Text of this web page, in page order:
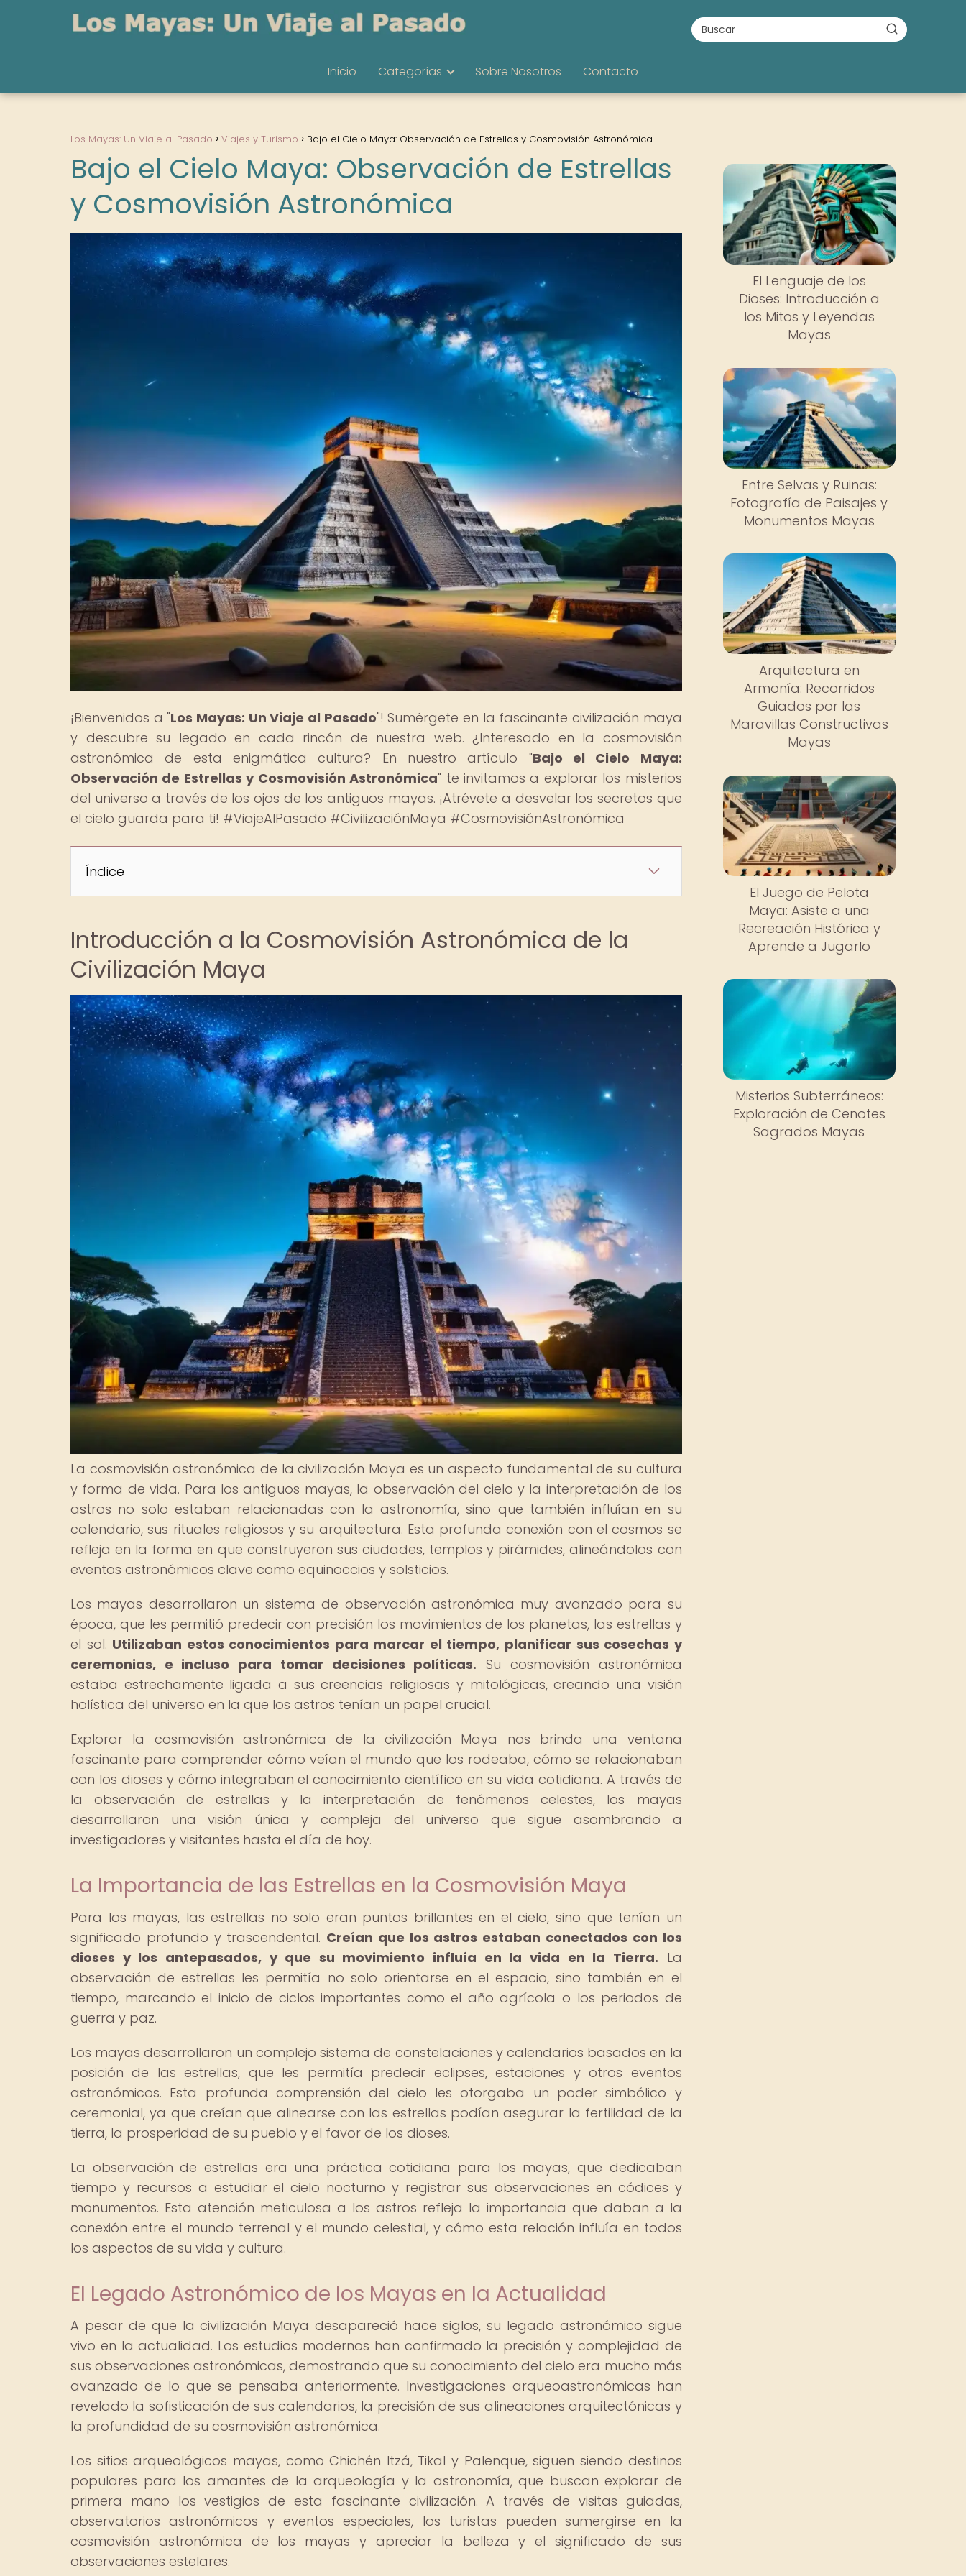
Inicio Categorías Sobre Nosotros Contacto
Los Mayas: Un Viaje al Pasado Viajes y Turismo Bajo el Cielo Maya: Observación de Estrellas y Cosmovisión Astronómica
Bajo el Cielo Maya: Observación de Estrellas
y Cosmovisión Astronómica
¡Bienvenidos a "Los Mayas: Un Viaje al Pasado"! Sumérgete en la fascinante civilización maya
y descubre su legado en cada rincón de nuestra web. ¿Interesado en la cosmovisión
astronómica de esta enigmática cultura? En nuestro artículo "Bajo el Cielo Maya:
Observación de Estrellas y Cosmovisión Astronómica" te invitamos a explorar los misterios
del universo a través de los ojos de los antiguos mayas. ¡Atrévete a desvelar los secretos que
el cielo guarda para ti! #ViajeAlPasado #CivilizaciónMaya #CosmovisiónAstronómica
Índice
Introducción a la Cosmovisión Astronómica de la
Civilización Maya
La cosmovisión astronómica de la civilización Maya es un aspecto fundamental de su cultura
y forma de vida. Para los antiguos mayas, la observación del cielo y la interpretación de los
astros no solo estaban relacionadas con la astronomía, sino que también influían en su
calendario, sus rituales religiosos y su arquitectura. Esta profunda conexión con el cosmos se
refleja en la forma en que construyeron sus ciudades, templos y pirámides, alineándolos con
eventos astronómicos clave como equinoccios y solsticios.
Los mayas desarrollaron un sistema de observación astronómica muy avanzado para su
época, que les permitió predecir con precisión los movimientos de los planetas, las estrellas y
el sol. Utilizaban estos conocimientos para marcar el tiempo, planificar sus cosechas y
ceremonias, e incluso para tomar decisiones políticas. Su cosmovisión astronómica
estaba estrechamente ligada a sus creencias religiosas y mitológicas, creando una visión
holística del universo en la que los astros tenían un papel crucial.
Explorar la cosmovisión astronómica de la civilización Maya nos brinda una ventana
fascinante para comprender cómo veían el mundo que los rodeaba, cómo se relacionaban
con los dioses y cómo integraban el conocimiento científico en su vida cotidiana. A través de
la observación de estrellas y la interpretación de fenómenos celestes, los mayas
desarrollaron una visión única y compleja del universo que sigue asombrando a
investigadores y visitantes hasta el día de hoy.
La Importancia de las Estrellas en la Cosmovisión Maya
Para los mayas, las estrellas no solo eran puntos brillantes en el cielo, sino que tenían un
significado profundo y trascendental. Creían que los astros estaban conectados con los
dioses y los antepasados, y que su movimiento influía en la vida en la Tierra. La
observación de estrellas les permitía no solo orientarse en el espacio, sino también en el
tiempo, marcando el inicio de ciclos importantes como el año agrícola o los periodos de
guerra y paz.
Los mayas desarrollaron un complejo sistema de constelaciones y calendarios basados en la
posición de las estrellas, que les permitía predecir eclipses, estaciones y otros eventos
astronómicos. Esta profunda comprensión del cielo les otorgaba un poder simbólico y
ceremonial, ya que creían que alinearse con las estrellas podían asegurar la fertilidad de la
tierra, la prosperidad de su pueblo y el favor de los dioses.
La observación de estrellas era una práctica cotidiana para los mayas, que dedicaban
tiempo y recursos a estudiar el cielo nocturno y registrar sus observaciones en códices y
monumentos. Esta atención meticulosa a los astros refleja la importancia que daban a la
conexión entre el mundo terrenal y el mundo celestial, y cómo esta relación influía en todos
los aspectos de su vida y cultura.
El Legado Astronómico de los Mayas en la Actualidad
A pesar de que la civilización Maya desapareció hace siglos, su legado astronómico sigue
vivo en la actualidad. Los estudios modernos han confirmado la precisión y complejidad de
sus observaciones astronómicas, demostrando que su conocimiento del cielo era mucho más
avanzado de lo que se pensaba anteriormente. Investigaciones arqueoastronómicas han
revelado la sofisticación de sus calendarios, la precisión de sus alineaciones arquitectónicas y
la profundidad de su cosmovisión astronómica.
Los sitios arqueológicos mayas, como Chichén Itzá, Tikal y Palenque, siguen siendo destinos
populares para los amantes de la arqueología y la astronomía, que buscan explorar de
primera mano los vestigios de esta fascinante civilización. A través de visitas guiadas,
observatorios astronómicos y eventos especiales, los turistas pueden sumergirse en la
cosmovisión astronómica de los mayas y apreciar la belleza y el significado de sus
observaciones estelares.
El Lenguaje de los
Dioses: Introducción a
los Mitos y Leyendas
Mayas
Entre Selvas y Ruinas:
Fotografía de Paisajes y
Monumentos Mayas
Arquitectura en
Armonía: Recorridos
Guiados por las
Maravillas Constructivas
Mayas
El Juego de Pelota
Maya: Asiste a una
Recreación Histórica y
Aprende a Jugarlo
Misterios Subterráneos:
Exploración de Cenotes
Sagrados Mayas